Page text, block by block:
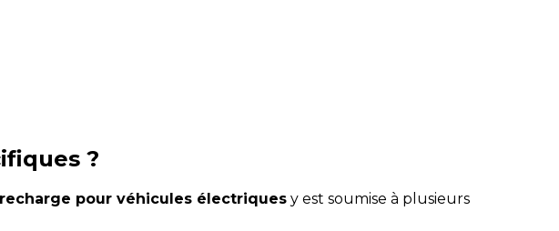
?
pour véhicules électriques y est soumise à plusieurs